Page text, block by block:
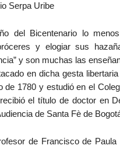
Serpa Uribe
del Bicentenario lo
y elogiar sus
y son muchas las
en dicha gesta
de 1780 y estudió en el
el título de doctor en
de Santa Fè de
de Francisco de